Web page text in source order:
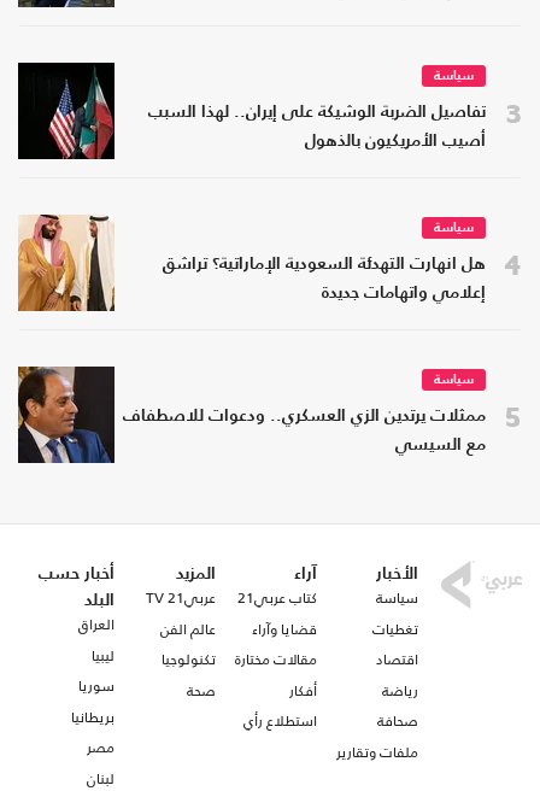
3
سياسة
تفاصيل الضربة الوشيكة على إيران.. لهذا السبب
أصيب الأمريكيون بالذهول
4
سياسة
هل انهارت التهدئة السعودية الإماراتية؟ تراشق
إعلامي واتهامات جديدة
5
سياسة
ممثلات يرتدين الزي العسكري.. ودعوات للاصطفاف
مع السيسي
الأخبار
سياسة
تغطيات
اقتصاد
رياضة
صحافة
ملفات وتقارير
آراء
كتاب عربي21
قضايا وآراء
مقالات مختارة
أفكار
استطلاع رأي
المزيد
عربي21 TV
عالم الفن
تكنولوجيا
صحة
أخبار حسب
البلد
العراق
ليبيا
سوريا
بريطانيا
مصر
لبنان